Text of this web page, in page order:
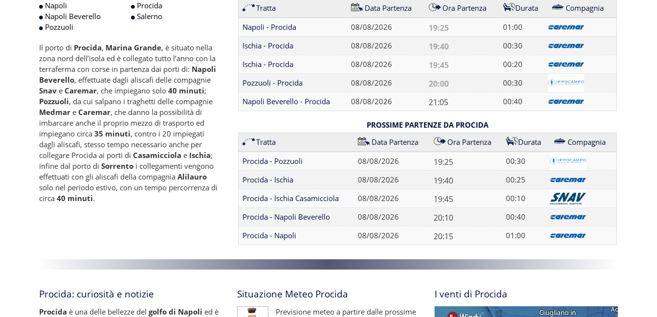
Napoli
Napoli Beverello
Pozzuoli
Procida
Salerno
Il porto di Procida, Marina Grande, è situato nella
zona nord dell’isola ed è collegato tutto l’anno con la
terraferma con corse in partenza dai porti di: Napoli
Beverello, effettuate dagli aliscafi delle compagnie
Snav e Caremar, che impiegano solo 40 minuti;
Pozzuoli, da cui salpano i traghetti delle compagnie
Medmar e Caremar, che danno la possibilità di
imbarcare anche il proprio mezzo di trasporto ed
impiegano circa 35 minuti, contro i 20 impiegati
dagli aliscafi, stesso tempo necessario anche per
collegare Procida ai porti di Casamicciola e Ischia;
infine dal porto di Sorrento i collegamenti vengono
effettuati con gli aliscafi della compagnia Alilauro
solo nel periodo estivo, con un tempo percorrenza di
circa 40 minuti.
Tratta
Data Partenza Ora Partenza Durata
Compagnia
Napoli - Procida
08/08/2026 19:25
01:00
Ischia - Procida
08/08/2026 19:40
00:30
Ischia - Procida
08/08/2026 19:45
00:20
Pozzuoli - Procida
08/08/2026 20:00
00:30
Napoli Beverello - Procida
08/08/2026 21:05 00:40
PROSSIME PARTENZE DA PROCIDA
Tratta
Data Partenza Ora Partenza Durata
Compagnia
Procida - Pozzuoli
08/08/2026 19:25
00:30
Procida - Ischia
08/08/2026 19:40
00:25
Procida - Ischia Casamicciola
08/08/2026 19:45
00:10
Procida - Napoli Beverello
08/08/2026 20:10
00:40
Procida - Napoli
08/08/2026 20:15 01:00
Procida: curiosità e notizie
Procida è una delle bellezze del golfo di Napoli ed è
Situazione Meteo Procida
Previsione meteo a partire dalle prossime
I venti di Procida